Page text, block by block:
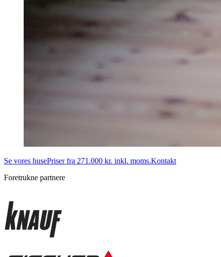
Se vores husePriser fra 271.000 kr. inkl. moms.Kontakt
Foretrukne partnere